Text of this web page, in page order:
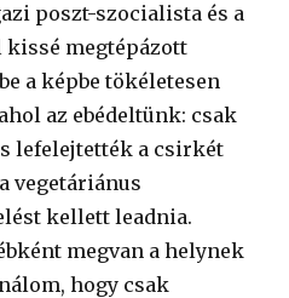
poszt-szocialista és a
megtépázott
a képbe tökéletesen
az ebédeltünk: csak
lefelejtették a csirkét
vegetáriánus
kellett leadnia.
megvan a helynek
hogy csak